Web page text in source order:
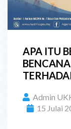
APA ITU
Admin
15 Julai